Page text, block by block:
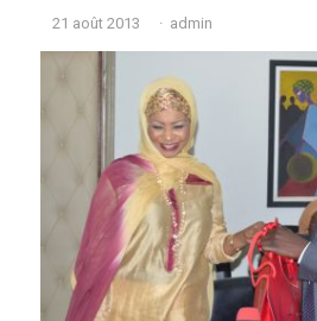
21 août 2013 Auteur
admin